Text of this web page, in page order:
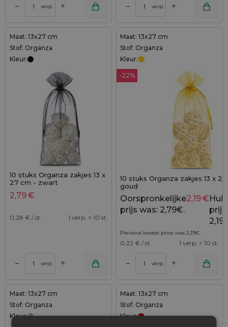
– verp. + – verp. +
Maat: 13x27 cm
Stof: Organza
Kleur:
10 stuks Organza zakjes 13 x
27 cm - zwart
2,79€
0,28 € / st. 1 verp. = 10 st.
– verp. +
Maat: 13x27 cm
Stof: Organza
Kleur:
-22%
10 stuks Organza zakjes 13 x
goud
Oorspronkelijke
prijs was: 2,79€.
2,19€
prijs
Previous lowest price was2,19€.
0,22 € / st. 1 verp. = 10 st.
– verp. +
Maat: 13x27 cm
Stof: Organza
Kleur:
Maat: 13x27 cm
Stof: Organza
Kleur: